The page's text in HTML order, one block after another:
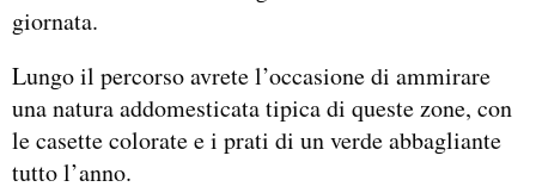
giornata.
Lungo il percorso avrete l’occasione di ammirare
una natura addomesticata tipica di queste zone, con
le casette colorate e i prati di un verde abbagliante
tutto l’anno.